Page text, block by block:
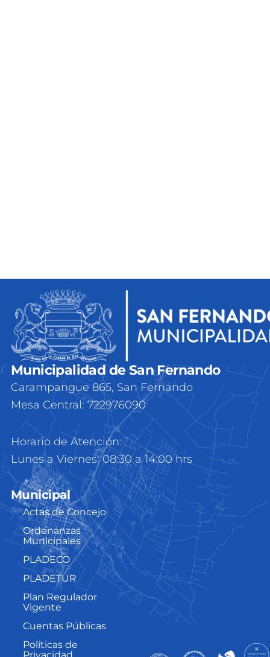
Municipalidad de San Fernando
Carampangue 865, San Fernando
Mesa Central: 722976090
Horario de Atención:
Lunes a Viernes: 08:30 a 14:00 hrs
Municipal
Actas de Concejo
Ordenanzas
Municipales
PLADECO
PLADETUR
Plan Regulador
Vigente
Cuentas Públicas
Políticas de